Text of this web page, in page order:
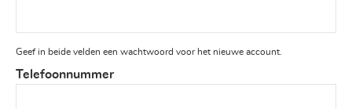
Geef in beide velden een wachtwoord voor het nieuwe account.
Telefoonnummer